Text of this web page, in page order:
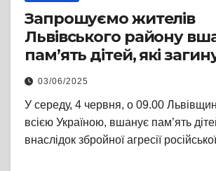
Запрошуємо жителів
Львівського району
пам’ять дітей, які
час війни
03/06/2025
У середу, 4 червня, о 09.00
всією Україною, вшанує пам’ять
внаслідок збройної агресії